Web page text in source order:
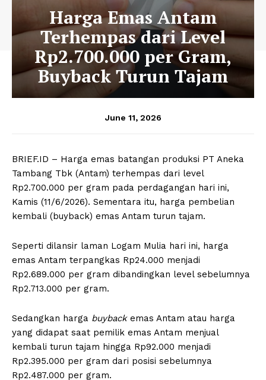
Harga Emas Antam
Terhempas dari Level
Rp2.700.000 per Gram,
Buyback Turun Tajam
June 11, 2026
BRIEF.ID – Harga emas batangan produksi PT Aneka
Tambang Tbk (Antam) terhempas dari level
Rp2.700.000 per gram pada perdagangan hari ini,
Kamis (11/6/2026). Sementara itu, harga pembelian
kembali (buyback) emas Antam turun tajam.
Seperti dilansir laman Logam Mulia hari ini, harga
emas Antam terpangkas Rp24.000 menjadi
Rp2.689.000 per gram dibandingkan level sebelumnya
Rp2.713.000 per gram.
Sedangkan harga buybackemas Antam atau harga
yang didapat saat pemilik emas Antam menjual
kembali turun tajam hingga Rp92.000 menjadi
Rp2.395.000 per gram dari posisi sebelumnya
Rp2.487.000 per gram.